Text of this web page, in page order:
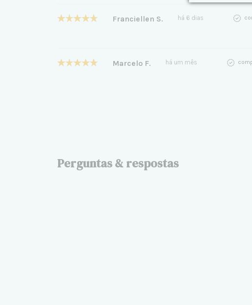
Franciellen S. há 6 dias
Marcelo F. há um mês
Perguntas & respostas